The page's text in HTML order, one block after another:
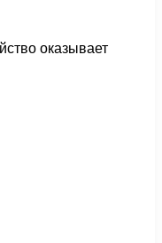
оказывает